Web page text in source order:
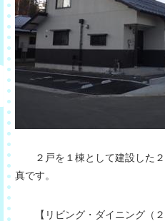
２戸を１棟として建設した２
真です。
【リビング・ダイニング（２